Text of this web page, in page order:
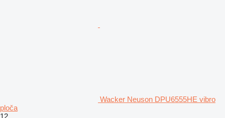
Wacker Neuson DPU6555HE vibro
ploča
12